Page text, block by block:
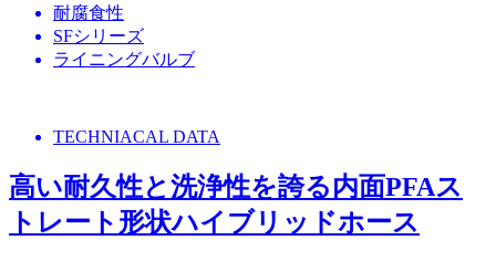
耐腐食性
SFシリーズ
ライニングバルブ
TECHNIACAL DATA
高い耐久性と洗浄性を誇る内面PFAス
トレート形状ハイブリッドホース